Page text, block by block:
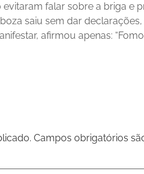
falar sobre a briga e
saiu sem dar
afirmou apenas:
Campos obrigatórios